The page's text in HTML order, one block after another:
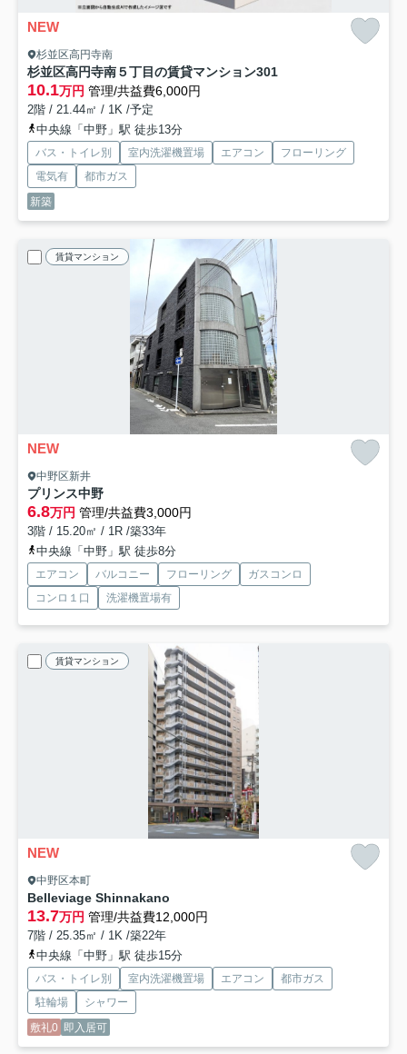
NEW
杉並区高円寺南
杉並区高円寺南５丁目の賃貸マンション301
10.1万円 管理/共益費6,000円
2階 / 21.44㎡ / 1K /予定
中央線「中野」駅 徒歩13分
バス・トイレ別 室内洗濯機置場 エアコン
フローリング
電気有
都市ガス
新築
賃貸マンション
NEW
中野区新井
プリンス中野
6.8万円 管理/共益費3,000円
3階 / 15.20㎡ / 1R /築33年
中央線「中野」駅 徒歩8分
エアコン バルコニー フローリング
ガスコンロ
コンロ１口
洗濯機置場有
賃貸マンション
NEW
中野区本町
Belleviage Shinnakano
13.7万円 管理/共益費12,000円
7階 / 25.35㎡ / 1K /築22年
中央線「中野」駅 徒歩15分
バス・トイレ別 室内洗濯機置場 エアコン
都市ガス
駐輪場
シャワー
敷礼0 即入居可